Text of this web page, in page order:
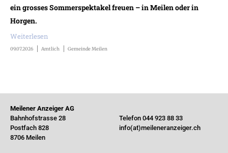
ein grosses Sommerspektakel freuen – in Meilen oder in
Horgen.
Weiterlesen
09.07.2026 Amtlich Gemeinde Meilen
Meilener Anzeiger AG
Bahnhofstrasse 28
Postfach 828
8706 Meilen
Telefon 044 923 88 33
info(at)meileneranzeiger.ch